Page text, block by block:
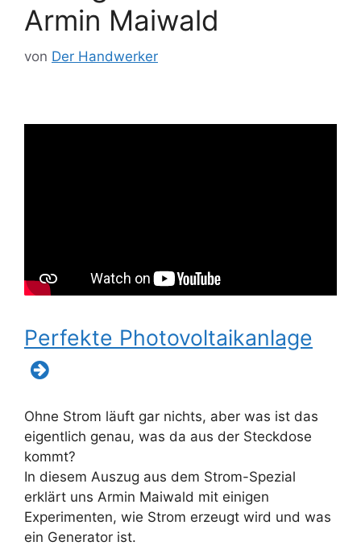
Armin Maiwald
von Der Handwerker
Perfekte Photovoltaikanlage
Ohne Strom läuft gar nichts, aber was ist das
eigentlich genau, was da aus der Steckdose
kommt?
In diesem Auszug aus dem Strom-Spezial
erklärt uns Armin Maiwald mit einigen
Experimenten, wie Strom erzeugt wird und was
ein Generator ist.